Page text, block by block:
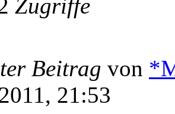
Zugriffe
Beitrag von
21:53